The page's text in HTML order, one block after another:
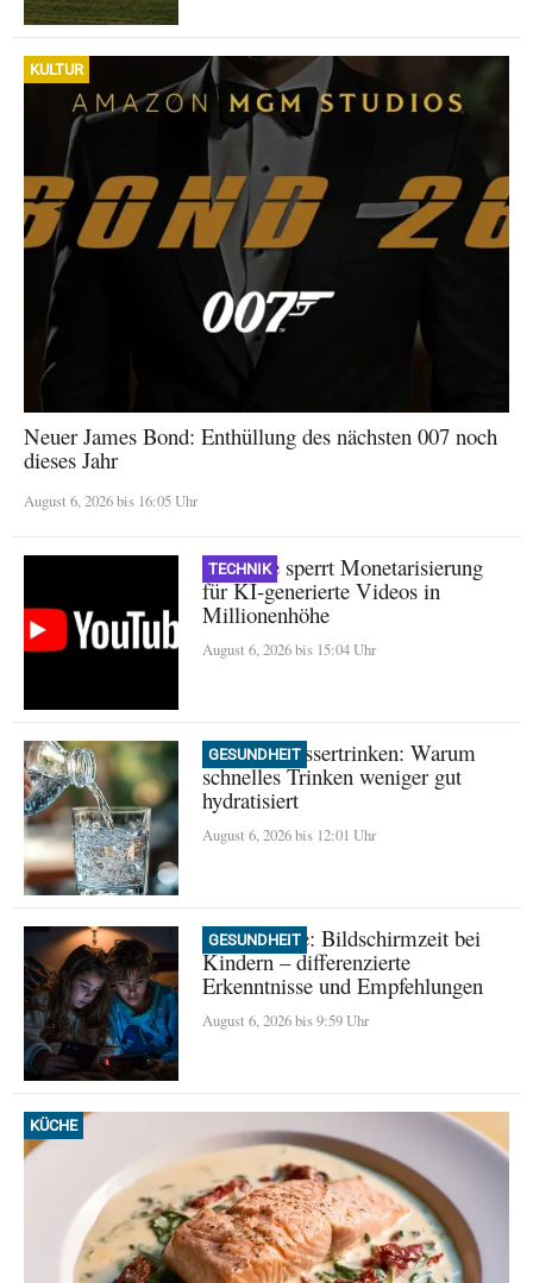
KULTUR
Neuer James Bond: Enthüllung des nächsten 007 noch
dieses Jahr
August 6, 2026 bis 16:05 Uhr
TECHNIK
YouTube sperrt Monetarisierung
für KI-generierte Videos in
Millionenhöhe
August 6, 2026 bis 15:04 Uhr
GESUNDHEIT
Mythos Wassertrinken: Warum
schnelles Trinken weniger gut
hydratisiert
August 6, 2026 bis 12:01 Uhr
GESUNDHEIT
Neue Studie: Bildschirmzeit bei
Kindern – differenzierte
Erkenntnisse und Empfehlungen
August 6, 2026 bis 9:59 Uhr
KÜCHE